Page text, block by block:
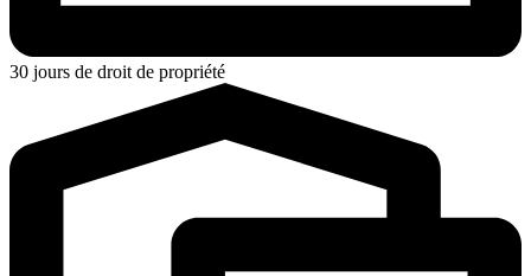
30 jours de droit de propriété